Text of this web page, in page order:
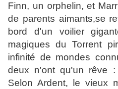
Finn, un orphelin, et
de parents aimants,se
bord d'un voilier
magiques du Torrent
infinité de mondes
deux n'ont qu'un rêve :
Selon Ardent, le vieux